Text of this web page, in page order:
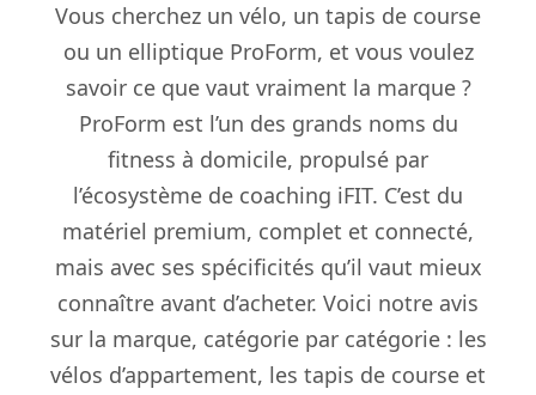
Vous cherchez un vélo, un tapis de course
ou un elliptique ProForm, et vous voulez
savoir ce que vaut vraiment la marque ?
ProForm est l’un des grands noms du
fitness à domicile, propulsé par
l’écosystème de coaching iFIT. C’est du
matériel premium, complet et connecté,
mais avec ses spécificités qu’il vaut mieux
connaître avant d’acheter. Voici notre avis
sur la marque, catégorie par catégorie : les
vélos d’appartement, les tapis de course et